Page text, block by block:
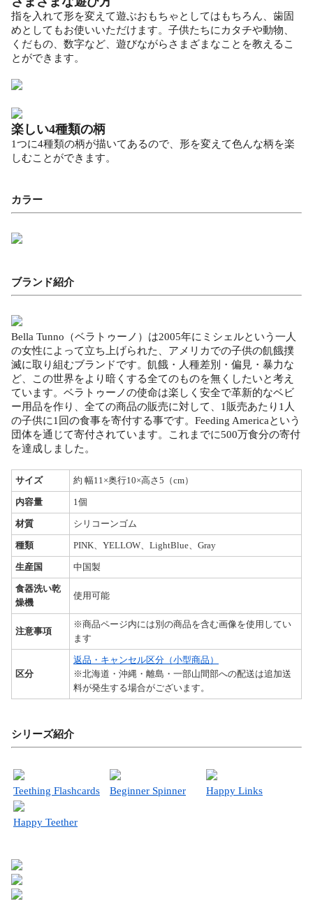
指を入れて形を変えて遊ぶおもちゃとしてはもちろん、歯固
めとしてもお使いいただけます。子供たちにカタチや動物、
くだもの、数字など、遊びながらさまざまなことを教えるこ
とができます。
楽しい4種類の柄
1つに4種類の柄が描いてあるので、形を変えて色んな柄を楽
しむことができます。
カラー
ブランド紹介
Bella Tunno（ベラトゥーノ）は2005年にミシェルという一人
の女性によって立ち上げられた、アメリカでの子供の飢餓撲
滅に取り組むブランドです。飢餓・人種差別・偏見・暴力な
ど、この世界をより暗くする全てのものを無くしたいと考え
ています。ベラトゥーノの使命は楽しく安全で革新的なベビ
ー用品を作り、全ての商品の販売に対して、1販売あたり1人
の子供に1回の食事を寄付する事です。Feeding Americaという
団体を通じて寄付されています。これまでに500万食分の寄付
を達成しました。
サイズ 約 幅11×奥行10×高さ5（cm）
内容量 1個
材質 シリコーンゴム
種類 PINK、YELLOW、LightBlue、Gray
生産国 中国製
食器洗い乾
燥機
使用可能
注意事項
※商品ページ内には別の商品を含む画像を使用してい
ます
区分
返品・キャンセル区分（小型商品）
※北海道・沖縄・離島・一部山間部への配送は追加送
料が発生する場合がございます。
シリーズ紹介
Teething Flashcards Beginner Spinner Happy Links
Happy Teether